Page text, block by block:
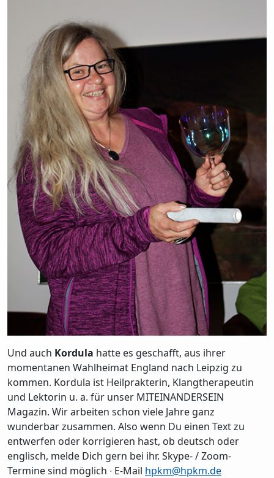
Und auch Kordula hatte es geschafft, aus ihrer
momentanen Wahlheimat England nach Leipzig zu
kommen. Kordula ist Heilprakterin, Klangtherapeutin
und Lektorin u. a. für unser MITEINANDERSEIN
Magazin. Wir arbeiten schon viele Jahre ganz
wunderbar zusammen. Also wenn Du einen Text zu
entwerfen oder korrigieren hast, ob deutsch oder
englisch, melde Dich gern bei ihr. Skype- / Zoom-
Termine sind möglich ∙ E-Mail hpkm@hpkm.de